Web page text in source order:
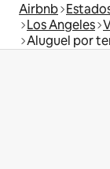
Airbnb
Los Angeles
Aluguel por